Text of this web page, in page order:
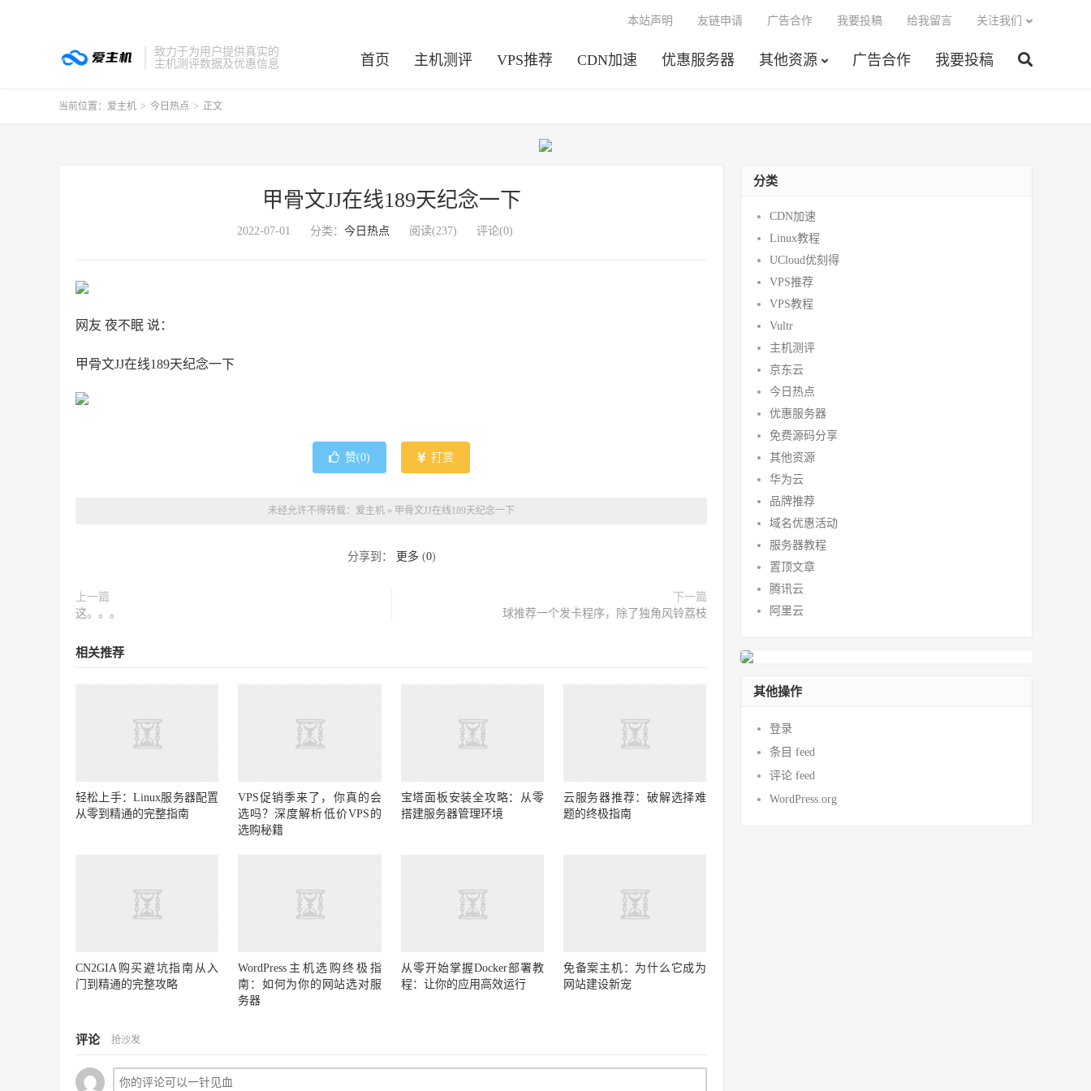
致力于为用户提供真实的
主机测评数据及优惠信息
首页 主机测评 VPS推荐 CDN加速 优惠服务器 其他资源 广告合作 我要投稿
本站声明 友链申请 广告合作 我要投稿 给我留言 关注我们
当前位置： 爱主机 > 今日热点 > 正文
甲骨文JJ在线189天纪念一下
2022-07-01 分类： 今日热点 阅读(237) 评论(0)
网友 夜不眠 说：
甲骨文JJ在线189天纪念一下
赞(0) 打赏
未经允许不得转载： 爱主机 » 甲骨文JJ在线189天纪念一下
分享到： 更多 (0)
上一篇
这。。。
下一篇
球推荐一个发卡程序，除了独角风铃荔枝
相关推荐
轻松上手：Linux服务器配置
从零到精通的完整指南
VPS促销季来了，你真的会
选吗？深度解析低价VPS的
选购秘籍
宝塔面板安装全攻略：从零
搭建服务器管理环境
云服务器推荐：破解选择难
题的终极指南
CN2GIA购买避坑指南从入
门到精通的完整攻略
WordPress主机选购终极指
南：如何为你的网站选对服
务器
从零开始掌握Docker部署教
程：让你的应用高效运行
免备案主机：为什么它成为
网站建设新宠
评论 抢沙发
分类
CDN加速
Linux教程
UCloud优刻得
VPS推荐
VPS教程
Vultr
主机测评
京东云
今日热点
优惠服务器
免费源码分享
其他资源
华为云
品牌推荐
域名优惠活动
服务器教程
置顶文章
腾讯云
阿里云
其他操作
登录
条目 feed
评论 feed
WordPress.org